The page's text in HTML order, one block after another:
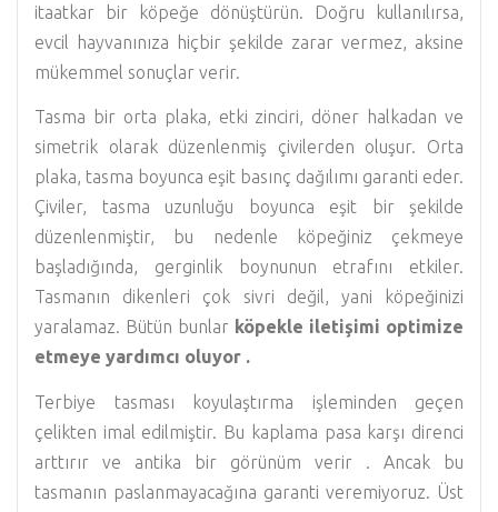
itaatkar bir köpeğe dönüştürün. Doğru kullanılırsa,
evcil hayvanınıza hiçbir şekilde zarar vermez, aksine
mükemmel sonuçlar verir.
Tasma bir orta plaka, etki zinciri, döner halkadan ve
simetrik olarak düzenlenmiş çivilerden oluşur. Orta
plaka, tasma boyunca eşit basınç dağılımı garanti eder.
Çiviler, tasma uzunluğu boyunca eşit bir şekilde
düzenlenmiştir, bu nedenle köpeğiniz çekmeye
başladığında, gerginlik boynunun etrafını etkiler.
Tasmanın dikenleri çok sivri değil, yani köpeğinizi
yaralamaz. Bütün bunlar köpekle iletişimi optimize
etmeye yardımcı oluyor .
Terbiye tasması koyulaştırma işleminden geçen
çelikten imal edilmiştir. Bu kaplama pasa karşı direnci
arttırır ve antika bir görünüm verir . Ancak bu
tasmanın paslanmayacağına garanti veremiyoruz. Üst